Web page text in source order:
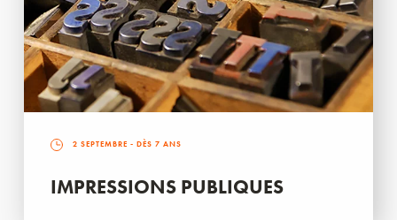
2 SEPTEMBRE - DÈS 7 ANS
IMPRESSIONS PUBLIQUES